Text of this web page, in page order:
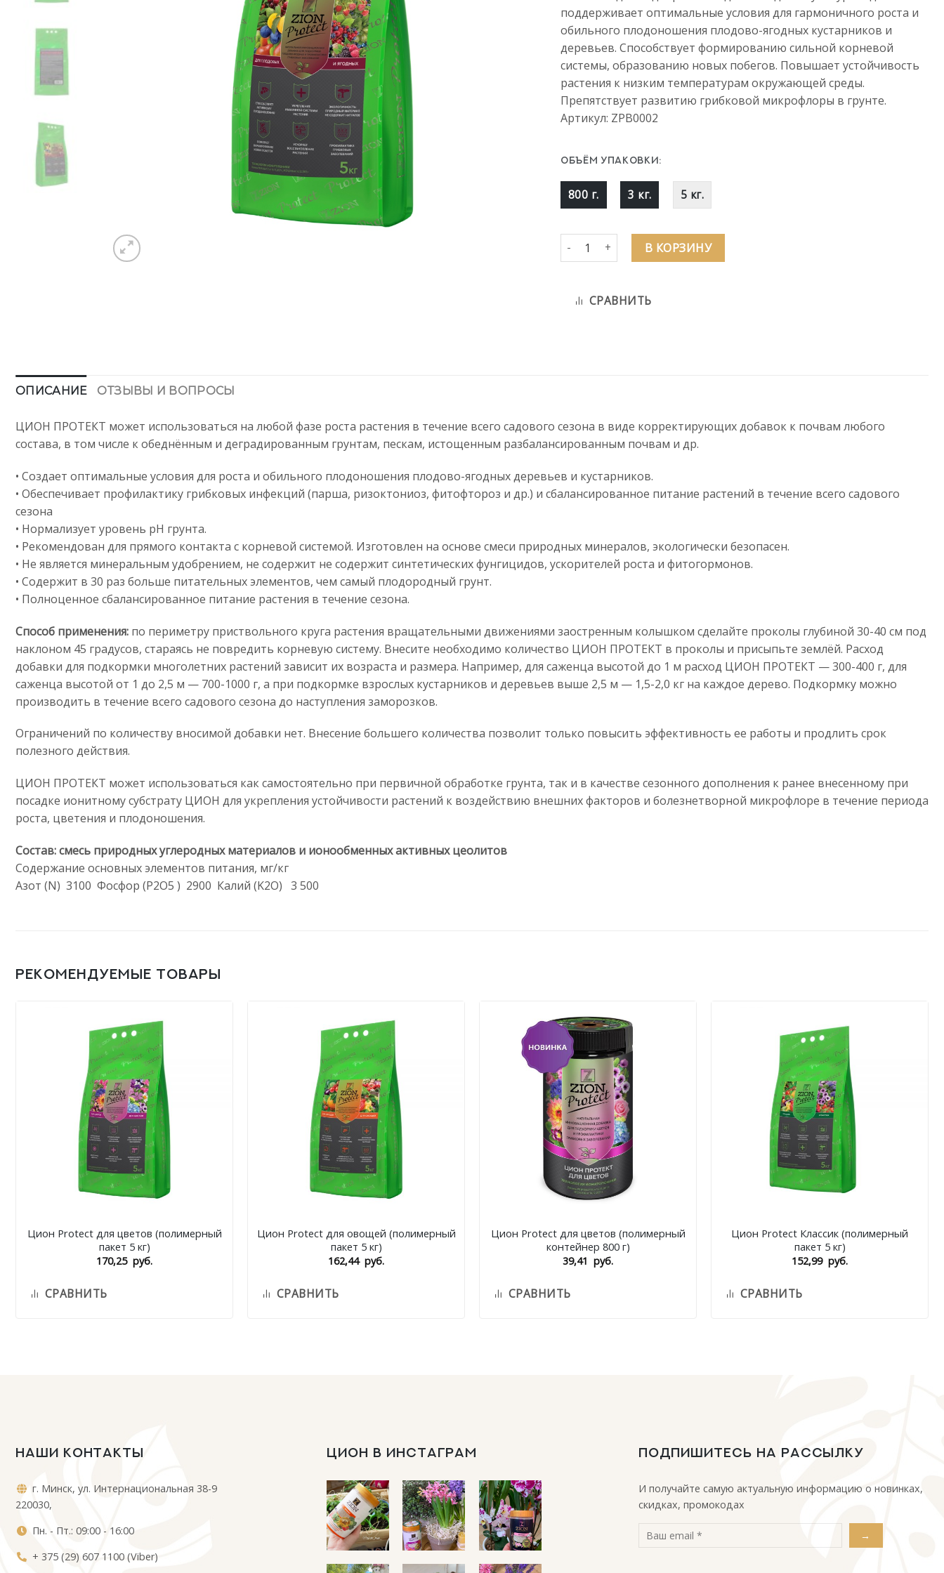
поддерживает оптимальные условия для гармоничного роста и
обильного плодоношения плодово-ягодных кустарников и
деревьев. Способствует формированию сильной корневой
системы, образованию новых побегов. Повышает устойчивость
растения к низким температурам окружающей среды.
Препятствует развитию грибковой микрофлоры в грунте.
Артикул: ZPB0002
ОБЪЁМ УПАКОВКИ:
800 г. 3 кг. 5 кг.
Количество товара Цион Protect для плодово-ягодных (полимерный пакет 5
В КОРЗИНУ
СРАВНИТЬ
ОПИСАНИЕ ОТЗЫВЫ И ВОПРОСЫ
ЦИОН ПРОТЕКТ может использоваться на любой фазе роста растения в течение всего садового сезона в виде корректирующих добавок к почвам любого
состава, в том числе к обеднённым и деградированным грунтам, пескам, истощенным разбалансированным почвам и др.
• Создает оптимальные условия для роста и обильного плодоношения плодово-ягодных деревьев и кустарников.
• Обеспечивает профилактику грибковых инфекций (парша, ризоктониоз, фитофтороз и др.) и сбалансированное питание растений в течение всего садового
сезона
• Нормализует уровень рН грунта.
• Рекомендован для прямого контакта с корневой системой. Изготовлен на основе смеси природных минералов, экологически безопасен.
• Не является минеральным удобрением, не содержит не содержит синтетических фунгицидов, ускорителей роста и фитогормонов.
• Содержит в 30 раз больше питательных элементов, чем самый плодородный грунт.
• Полноценное сбалансированное питание растения в течение сезона.
Способ применения: по периметру приствольного круга растения вращательными движениями заостренным колышком сделайте проколы глубиной 30-40 см под
наклоном 45 градусов, стараясь не повредить корневую систему. Внесите необходимо количество ЦИОН ПРОТЕКТ в проколы и присыпьте землёй. Расход
добавки для подкормки многолетних растений зависит их возраста и размера. Например, для саженца высотой до 1 м расход ЦИОН ПРОТЕКТ — 300-400 г, для
саженца высотой от 1 до 2,5 м — 700-1000 г, а при подкормке взрослых кустарников и деревьев выше 2,5 м — 1,5-2,0 кг на каждое дерево. Подкормку можно
производить в течение всего садового сезона до наступления заморозков.
Ограничений по количеству вносимой добавки нет. Внесение большего количества позволит только повысить эффективность ее работы и продлить срок
полезного действия.
ЦИОН ПРОТЕКТ может использоваться как самостоятельно при первичной обработке грунта, так и в качестве сезонного дополнения к ранее внесенному при
посадке ионитному субстрату ЦИОН для укрепления устойчивости растений к воздействию внешних факторов и болезнетворной микрофлоре в течение периода
роста, цветения и плодоношения.
Состав: смесь природных углеродных материалов и ионообменных активных цеолитов
Содержание основных элементов питания, мг/кг
Азот (N) 3100 Фосфор (P2O5 ) 2900 Калий (K2O) 3 500
РЕКОМЕНДУЕМЫЕ ТОВАРЫ
Цион Protect для цветов (полимерный
пакет 5 кг)
170,25 руб.
СРАВНИТЬ
Цион Protect для овощей (полимерный
пакет 5 кг)
162,44 руб.
СРАВНИТЬ
Цион Protect для цветов (полимерный
контейнер 800 г)
39,41 руб.
СРАВНИТЬ
Цион Protect Классик (полимерный
пакет 5 кг)
152,99 руб.
СРАВНИТЬ
НАШИ КОНТАКТЫ
г. Минск, ул. Интернациональная 38-9
220030,
Пн. - Пт.: 09:00 - 16:00
+ 375 (29) 607 1100 (Viber)
ЦИОН В ИНСТАГРАМ ПОДПИШИТЕСЬ НА РАССЫЛКУ
И получайте самую актуальную информацию о новинках,
скидках, промокодах